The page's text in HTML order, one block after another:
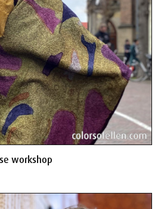
workshop